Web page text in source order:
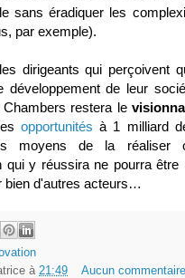
sans éradiquer les
par exemple).
dirigeants qui perçoivent
développement de leur
restera le
opportunités à 1 milliard
moyens de la réaliser
qui y réussira ne pourra
bien d'autres acteurs…
à 21:49 Aucun